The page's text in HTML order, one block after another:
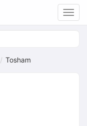
Tosham